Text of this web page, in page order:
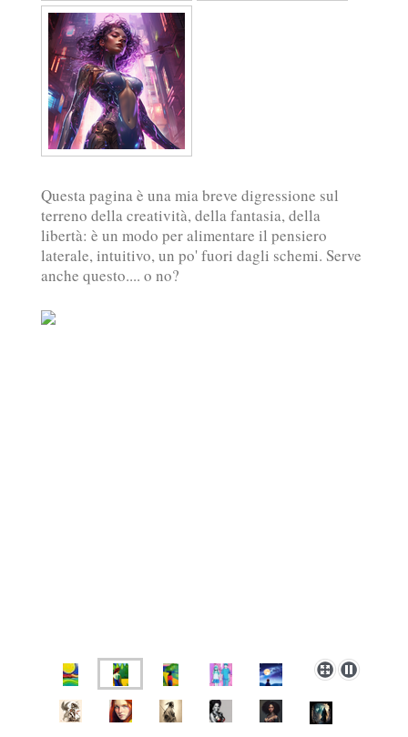
Questa pagina è una mia breve digressione sul
terreno della creatività, della fantasia, della
libertà: è un modo per alimentare il pensiero
laterale, intuitivo, un po' fuori dagli schemi. Serve
anche questo.... o no?